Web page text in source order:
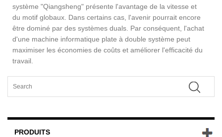
système "Qiangsheng" présente l'avantage de la vitesse et
du motif globaux. Dans certains cas, l'avenir pourrait encore
être dominé par des systèmes duals. Par conséquent, l'achat
d'une machine informatique plate à double système peut
maximiser les économies de coûts et améliorer l'efficacité du
travail.
PRODUITS